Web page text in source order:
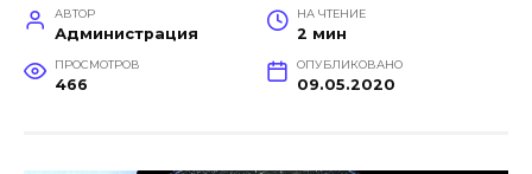
АВТОР
Администрация
НА ЧТЕНИЕ
2 мин
ПРОСМОТРОВ
466
ОПУБЛИКОВАНО
09.05.2020